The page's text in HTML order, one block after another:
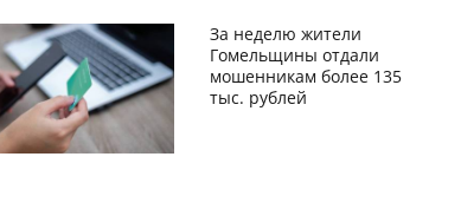
За неделю жители
Гомельщины отдали
мошенникам более 135
тыс. рублей